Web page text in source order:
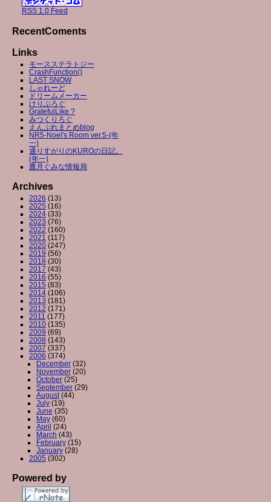
RSS 1.0 Feed
RecentComents
Links
モースステラトジー
CrashFunction()
LAST SNOW
しゃれーど
ドリームメーカー
けりぶろぐ
GratefulLike ?
みつくりろぐ
えんぷれまとめblog
NR5-Noel's Room ver.5-(年
一)
通りすがりのKUROの日記。
(年一)
鷹月ぐみな情報局
Archives
2026 (13)
2025 (16)
2024 (33)
2023 (76)
2022 (160)
2021 (117)
2020 (247)
2019 (56)
2018 (30)
2017 (43)
2016 (55)
2015 (83)
2014 (106)
2013 (181)
2012 (171)
2011 (177)
2010 (135)
2009 (69)
2008 (143)
2007 (337)
2006 (374)
December (32)
November (20)
October (25)
September (29)
August(44)
July (19)
June (35)
May (60)
April (24)
March (43)
February (15)
January (28)
2005 (302)
Powered by